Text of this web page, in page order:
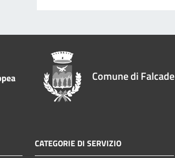
Comune di Falcade
CATEGORIE DI SERVIZIO